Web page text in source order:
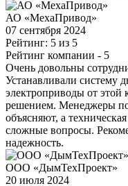
АО «МехаПривод»
07 сентября 2024
Рейтинг: 5 из 5
Рейтинг компании - 5
Очень довольны
Устанавливали систему
электроприводы от
решением. Менеджеры
объясняют, а
сложные вопросы.
надежность.
ООО «ДымТехПроект»
20 июля 2024